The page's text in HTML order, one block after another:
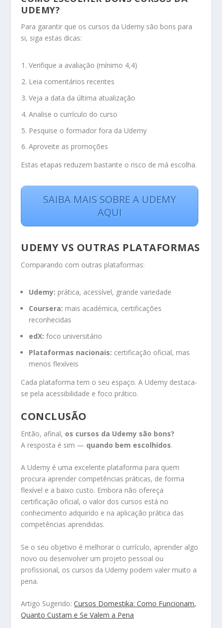
UDEMY?
Para garantir que os cursos da Udemy são bons para
si, siga estas dicas:
Verifique a avaliação (mínimo 4,4)
Leia comentários recentes
Veja a data da última atualização
Analise o currículo do curso
Pesquise o formador fora da Udemy
Aproveite as promoções
Estas etapas reduzem bastante o risco de má escolha.
SAIBA MAIS SOBRE A UDEMY
AQUI
UDEMY VS OUTRAS PLATAFORMAS
Comparando com outras plataformas:
Udemy: prática, acessível, grande variedade
Coursera: mais académica, certificações
reconhecidas
edX: foco universitário
Plataformas nacionais: certificação oficial, mas
menos flexíveis
Cada plataforma tem o seu espaço. A Udemy destaca-
se pela acessibilidade e foco prático.
CONCLUSÃO
Então, afinal, os cursos da Udemy são bons?
A resposta é sim — quando bem escolhidos.
A Udemy é uma excelente plataforma para quem
procura aprender competências práticas, de forma
flexível e a baixo custo. Embora não ofereça
certificação oficial, o valor dos cursos está no
conhecimento adquirido e na aplicação prática das
competências aprendidas.
Se o seu objetivo é melhorar o currículo, aprender algo
novo ou desenvolver um projeto pessoal ou
profissional, os cursos da Udemy podem valer muito a
pena.
Artigo Sugerido:Cursos Domestika: Como Funcionam,
Quanto Custam e Se Valem a Pena